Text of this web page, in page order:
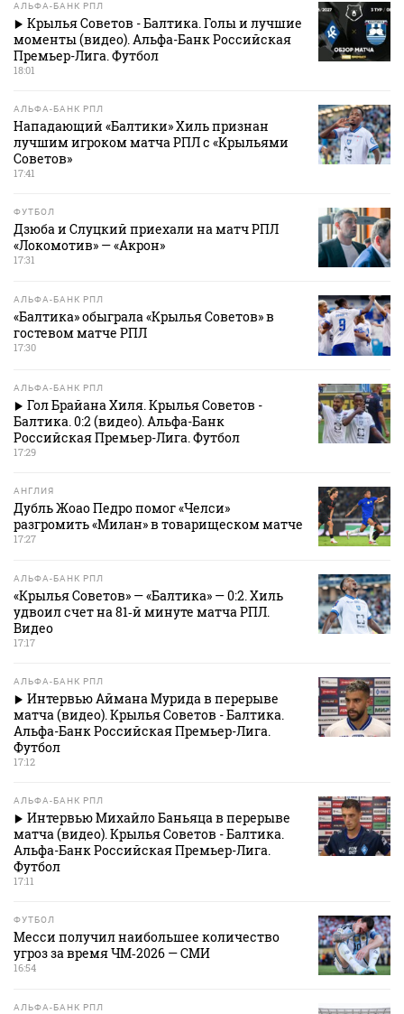
АЛЬФА-БАНК РПЛ
Крылья Советов - Балтика. Голы и лучшие
моменты (видео). Альфа-Банк Российская
Премьер-Лига. Футбол
18:01
АЛЬФА-БАНК РПЛ
Нападающий «Балтики» Хиль признан
лучшим игроком матча РПЛ с «Крыльями
Советов»
17:41
ФУТБОЛ
Дзюба и Слуцкий приехали на матч РПЛ
«Локомотив» — «Акрон»
17:31
АЛЬФА-БАНК РПЛ
«Балтика» обыграла «Крылья Советов» в
гостевом матче РПЛ
17:30
АЛЬФА-БАНК РПЛ
Гол Брайана Хиля. Крылья Советов -
Балтика. 0:2 (видео). Альфа-Банк
Российская Премьер-Лига. Футбол
17:29
АНГЛИЯ
Дубль Жоао Педро помог «Челси»
разгромить «Милан» в товарищеском матче
17:27
АЛЬФА-БАНК РПЛ
«Крылья Советов» — «Балтика» — 0:2. Хиль
удвоил счет на 81‑й минуте матча РПЛ.
Видео
17:17
АЛЬФА-БАНК РПЛ
Интервью Аймана Мурида в перерыве
матча (видео). Крылья Советов - Балтика.
Альфа-Банк Российская Премьер-Лига.
Футбол
17:12
АЛЬФА-БАНК РПЛ
Интервью Михайло Баньяца в перерыве
матча (видео). Крылья Советов - Балтика.
Альфа-Банк Российская Премьер-Лига.
Футбол
17:11
ФУТБОЛ
Месси получил наибольшее количество
угроз за время ЧМ‑2026 — СМИ
16:54
АЛЬФА-БАНК РПЛ